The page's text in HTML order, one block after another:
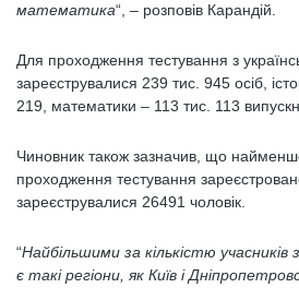
математика“, – розповів Карандій.
Для проходження тестування з
зареєструвалися 239 тис. 945 осіб,
219, математики – 113 тис. 113
Чиновник також зазначив, що
проходження тестування
зареєструвалися 26491 чоловік.
“Найбільшими за кількістю учасників
є такі регіони, як Київ і